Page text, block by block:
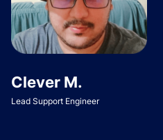
Clever M.
Lead Support Engineer